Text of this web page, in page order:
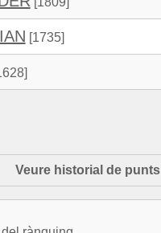
[1735]
Veure historial de punts